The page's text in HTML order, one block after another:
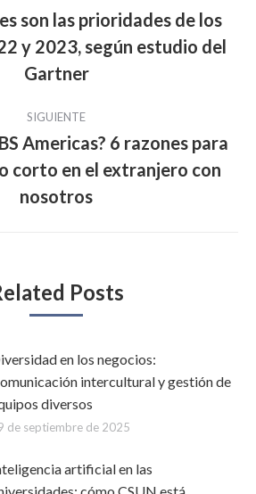
Publicación
anterior:
son las prioridades de los
y 2023, según estudio del
Gartner
SIGUIENTE
Publicación
siguiente:
Americas? 6 razones para
corto en el extranjero con
nosotros
Posts
en los negocios:
intercultural y gestión de
diversos
de septiembre de 2025
artificial en las